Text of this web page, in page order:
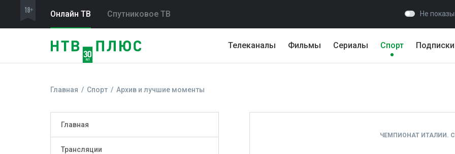
Онлайн ТВ Спутниковое ТВ Не
Телеканалы Фильмы Сериалы Спорт Подписки
Главная Спорт Архив и лучшие моменты
Главная
Трансляции
ЧЕМПИОНАТ ИТАЛИИ.